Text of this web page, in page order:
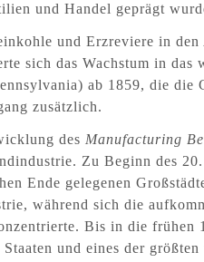
und Handel geprägt
und Erzreviere in
sich das Wachstum in das
ab 1859, die die
zusätzlich.
des Manufacturing
Zu Beginn des
Ende gelegenen
während sich die
Bis in die frühen
und eines der